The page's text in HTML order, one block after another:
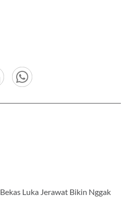
Bekas Luka Jerawat Bikin Nggak